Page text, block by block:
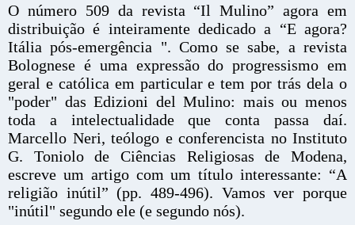
O número 509 da revista “Il Mulino” agora em
distribuição é inteiramente dedicado a “E agora?
Itália pós-emergência ". Como se sabe, a revista
Bolognese é uma expressão do progressismo em
geral e católica em particular e tem por trás dela o
"poder" das Edizioni del Mulino: mais ou menos
toda a intelectualidade que conta passa daí.
Marcello Neri, teólogo e conferencista no Instituto
G. Toniolo de Ciências Religiosas de Modena,
escreve um artigo com um título interessante: “A
religião inútil” (pp. 489-496). Vamos ver porque
"inútil" segundo ele (e segundo nós).